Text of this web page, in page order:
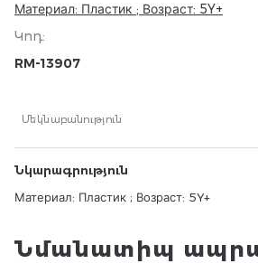
Материал: Пластик ; Возраст: 5Y+
Կոդ:
RM-13907
Մեկնաբանություն
Նկարագրություն
Материал: Пластик ; Возраст: 5Y+
Նմանատիպ